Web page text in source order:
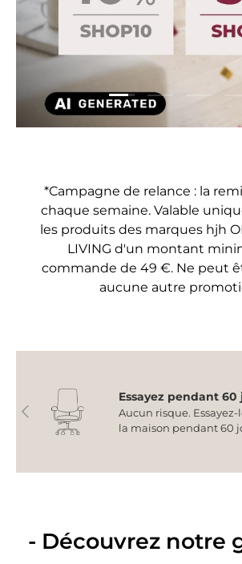
Charger laCharger la
*Campagne de relance : la
chaque semaine. Valable
les produits des marques hjh
LIVING d'un montant
commande de 49 €. Ne peut
aucune autre
Précédent
Essayez pendant 60
Aucun risque.
la maison pendant 60
- Découvrez notre